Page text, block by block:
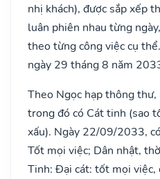
nhị khách), được sắp xếp
luân phiên nhau từng
theo từng công việc cụ
ngày 29 tháng 8 năm
Theo Ngọc hạp thông
trong đó có Cát tinh (sao
xấu). Ngày 22/09/2033,
Tốt mọi việc; Dân nhật,
Tinh: Đại cát: tốt mọi việc,